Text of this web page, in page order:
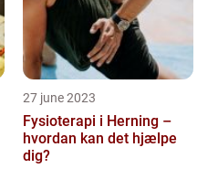
27 june 2023
Fysioterapi i Herning –
hvordan kan det hjælpe
dig?